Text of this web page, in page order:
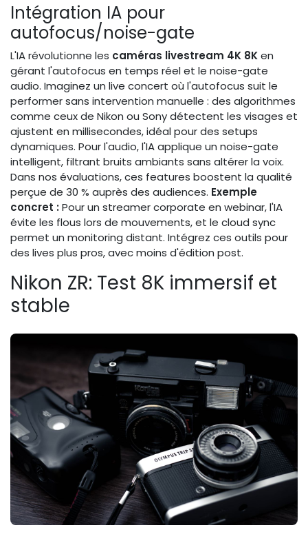
Intégration IA pour
autofocus/noise-gate
L'IA révolutionne les caméras livestream 4K 8Ken
gérant l'autofocus en temps réel et le noise-gate
audio. Imaginez un live concert où l'autofocus suit le
performer sans intervention manuelle : des algorithmes
comme ceux de Nikon ou Sony détectent les visages et
ajustent en millisecondes, idéal pour des setups
dynamiques. Pour l'audio, l'IA applique un noise-gate
intelligent, filtrant bruits ambiants sans altérer la voix.
Dans nos évaluations, ces features boostent la qualité
perçue de 30 % auprès des audiences. Exemple
concret :Pour un streamer corporate en webinar, l'IA
évite les flous lors de mouvements, et le cloud sync
permet un monitoring distant. Intégrez ces outils pour
des lives plus pros, avec moins d'édition post.
Nikon ZR: Test 8K immersif et
stable